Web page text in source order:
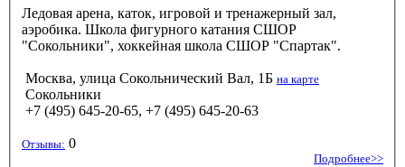
Ледовая арена, каток, игровой и тренажерный зал,
аэробика. Школа фигурного катания СШОР
"Сокольники", хоккейная школа СШОР "Спартак".
Москва, улица Сокольнический Вал, 1Б на карте
Сокольники
+7 (495) 645-20-65, +7 (495) 645-20-63
Отзывы: 0
Подробнее>>